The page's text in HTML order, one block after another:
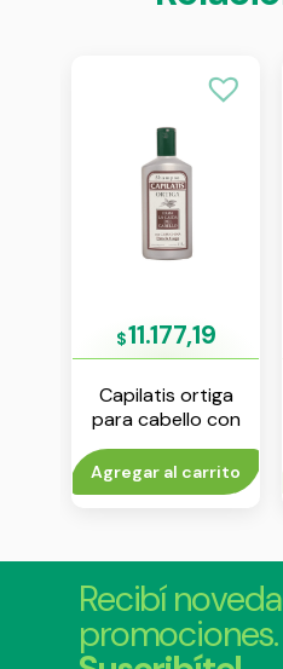
$11.177,19
Capilatis ortiga
para cabello con
caspa shampoo x
410 ml
Agregar al carrito
Recibí
promociones.